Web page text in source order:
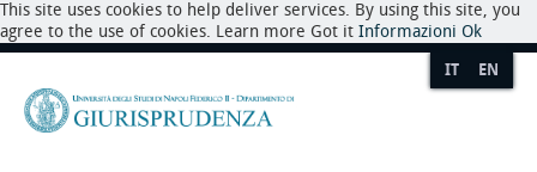
This site uses cookies to help deliver services. By using this site, you
agree to the use of cookies. Learn more Got it Informazioni Ok
IT EN